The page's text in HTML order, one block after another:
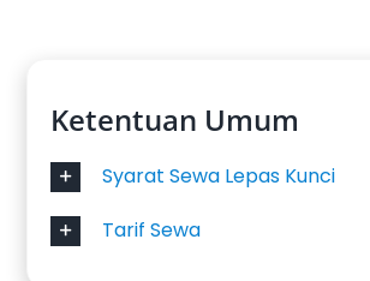
4. Pilihan Layanan Sesuai
Kebutuhan
Tersedia opsi rental mobil
Ketentuan Umum
Syarat Sewa Lepas Kunci
Tarif Sewa